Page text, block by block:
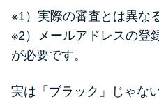
※1）実際の審査とは異な
※2）メールアドレスの登
が必要です。
実は「ブラック」じゃな